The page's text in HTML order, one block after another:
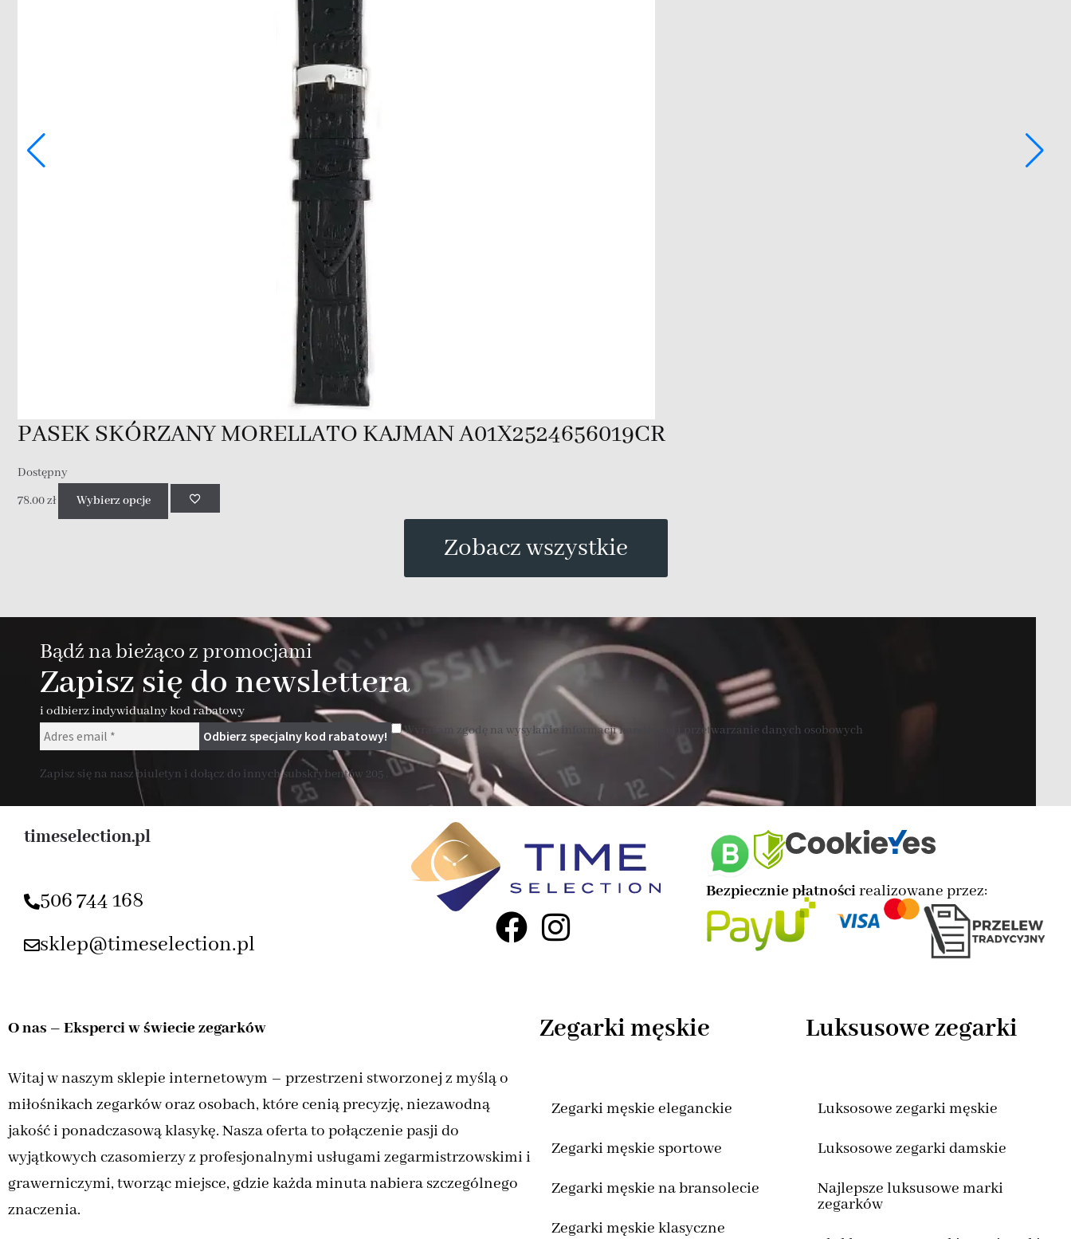
PASEK SKÓRZANY MORELLATO KAJMAN A01X2524656019CR
Dostępny
78.00zł Wybierz opcje
Zobacz wszystkie
Bądź na bieżąco z promocjami
Zapisz się do newslettera
i odbierz indywidualny kod rabatowy
Wyrażam zgodę na wysyłanie informacji handlowej i przetwarzanie danych osobowych
Zapisz się na nasz biuletyn i dołącz do innych subskrybentów 205 .
timeselection.pl
506 744 168
sklep@timeselection.pl
Bezpiecznie płatnościrealizowane przez:
O nas – Eksperci w świecie zegarków
Witaj w naszym sklepie internetowym – przestrzeni stworzonej z myślą o
miłośnikach zegarków oraz osobach, które cenią precyzję, niezawodną
jakość i ponadczasową klasykę. Nasza oferta to połączenie pasji do
wyjątkowych czasomierzy z profesjonalnymi usługami zegarmistrzowskimi i
grawerniczymi, tworząc miejsce, gdzie każda minuta nabiera szczególnego
znaczenia.
Zegarki męskie
Zegarki męskie eleganckie
Zegarki męskie sportowe
Zegarki męskie na bransolecie
Zegarki męskie klasyczne
Luksusowe zegarki
Luksosowe zegarki męskie
Luksosowe zegarki damskie
Najlepsze luksusowe marki
zegarków